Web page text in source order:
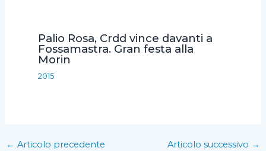
Palio Rosa, Crdd vince davanti a
Fossamastra. Gran festa alla
Morin
2015
← Articolo precedente Articolo successivo →